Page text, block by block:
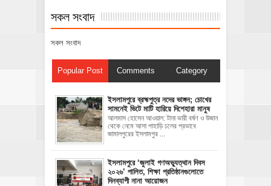
সকল সংবাদ
সকল সংবাদ
Popular Post Comments Category
ইসলামপুরে ব্রহ্মপুত্র নদের ভাঙ্গন; চোখের
সামনেই ভিটে মাটি হারিয়ে দিশেহারা মানুষ
আলমাস হোসেন আওয়াল: টানা ভারী বর্ষণ ও উজান
থেকে নেমে আসা পাহাড়ি ঢলের প্রভাবে
জামালপুরের ইসলামপুর ...
‎ইসলামপুরে ‘জুলাই গণঅভ্যুত্থান দিবস
২০২৬’ পালিত, শিক্ষা প্রতিষ্ঠানগুলোতে
দিনব্যাপী নানা আয়োজন